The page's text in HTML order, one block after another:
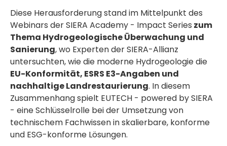
Diese Herausforderung stand im Mittelpunkt des
Webinars der SIERA Academy - Impact Series zum
Thema Hydrogeologische Überwachung und
Sanierung, wo Experten der SIERA-Allianz
untersuchten, wie die moderne Hydrogeologie die
EU-Konformität, ESRS E3-Angaben und
nachhaltige Landrestaurierung. In diesem
Zusammenhang spielt EUTECH - powered by SIERA
- eine Schlüsselrolle bei der Umsetzung von
technischem Fachwissen in skalierbare, konforme
und ESG-konforme Lösungen.